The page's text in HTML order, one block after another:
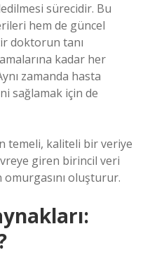
sürecidir. Bu
hem de güncel
doktorun tanı
kadar her
zamanda hasta
sağlamak için de
temeli, kaliteli bir veriye
giren birincil veri
oluşturur.